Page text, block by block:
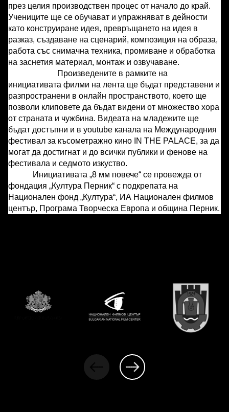
през целия производствен процес от начало до край.
Учениците ще се обучават и упражняват в дейности
като конструиране идея, превръщането на идея в
разказ, създаване на сценарий, композиция на образа,
работа със снимачна техника, промиване и обработка
на заснетия материал, монтаж и озвучаване.
Произведените в рамките на
инициативата филми на лента ще бъдат представени и
разпространени в онлайн пространството, което ще
позволи клиповете да бъдат видени от множество хора
от страната и чужбина. Видеата на младежите ще
бъдат достъпни и в youtube канала на Международния
фестивал за късометражно кино IN THE PALACE, за да
могат да достигнат и до всички публики и фенове на
фестивала и седмото изкуство.
Инициативата „8 мм повече“ се провежда от
фондация „Култура Перник“ с подкрепата на
Национален фонд „Култура“, ИА Национален филмов
център, Програма Творческа Европа и община Перник.